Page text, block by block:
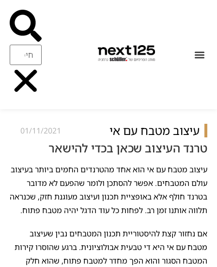
עיצוב מטבח עם אי 01/11/2021
טרנד העיצוב שכאן בכדי להישאר
עיצוב מטבח עם אי הוא אחד מהטרנדים החמים ביותר בעיצוב
עולם המטבחים. אפשר להסתכן ולומר שהפעם לא מדובר
בטרנד חולף אלא באופציית תכנון ועיצוב מעוגנת חזק, שכנראה
תלווה אותנו זמן רב. לפחות כל עוד הדגל יהיה מטבח פתוח.
אם נחזור קצת להיסטוריית תכנון המטבחים נבין שעיצוב
מטבח עם אי היא די טבעית אבולוציונית. ברגע שהוסרו קירות
המטבח הסגור והוא הפך מחדר למטבח פתוח, שהוא חלק